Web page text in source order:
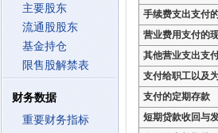
主要股东
流通股股东
基金持仓
限售股解禁表
财务数据
重要财务指标
手续费支出支付
营业费用支付的
其他营业支出支
支付给职工以及
支付的定期存款
短期贷款收回与